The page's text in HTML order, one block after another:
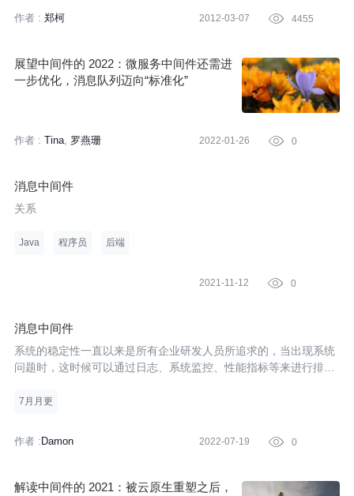
技术有深入了解。
作者 : 郑柯 2012-03-07  4455
展望中间件的 2022：微服务中间件还需进
一步优化，消息队列迈向“标准化”
作者 : Tina 罗燕珊 2022-01-26  0
消息中间件
关系
Java 程序员 后端
2021-11-12  0
消息中间件
系统的稳定性一直以来是所有企业研发人员所追求的，当出现系统
问题时，这时候可以通过日志、系统监控、性能指标等来进行排
这个时候，可能对于工作人员来说，是一件非常头痛的事情。消息
7月月更
作者 : Damon 2022-07-19  0
解读中间件的 2021：被云原生重塑之后，